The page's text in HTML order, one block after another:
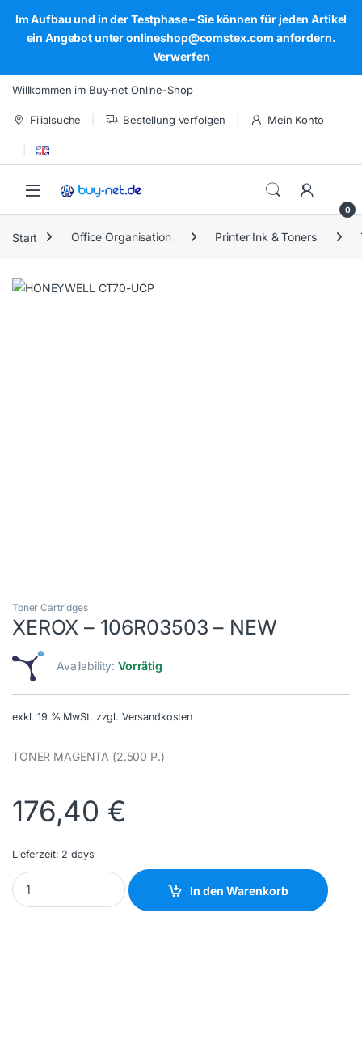
Im Aufbau und in der Testphase – Sie können für jeden Artikel
ein Angebot unter onlineshop@comstex.com anfordern.
Verwerfen
Skip to navigation
Skip to content
Willkommen im Buy-net Online-Shop
Filialsuche Bestellung verfolgen Mein Konto
Open
0
Start Office Organisation Printer Ink & Toners
Toner Cartridges
XEROX – 106R03503 – NEW
Availability:Vorrätig
exkl. 19 % MwSt. zzgl. Versandkosten
TONER MAGENTA (2.500 P.)
176,40 €
Lieferzeit: 2 days
XEROX - 106R03503 - NEW quantity
In den Warenkorb